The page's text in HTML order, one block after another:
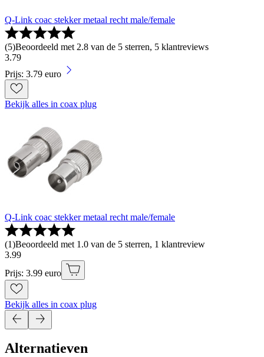
Q-Link coac stekker metaal recht male/female
(5)Beoordeeld met 2.8 van de 5 sterren, 5 klantreviews
3.79
Prijs: 3.79 euro
Bekijk alles in coax plug
Q-Link coac stekker metaal recht male/female
(1)Beoordeeld met 1.0 van de 5 sterren, 1 klantreview
3.99
Prijs: 3.99 euro
Bekijk alles in coax plug
Alternatieven